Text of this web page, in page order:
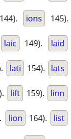
144). ions 145).
laic 149). laid
lati 154). lats
lift 159). linn
lion 164). list